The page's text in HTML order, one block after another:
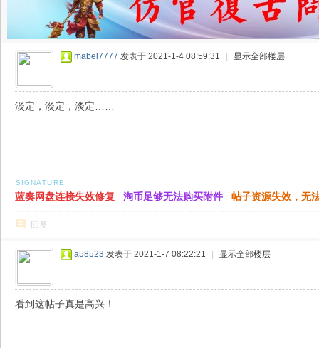
mabel7777 发表于 2021-1-4 08:59:31 显示全部楼层
淡定，淡定，淡定……
蓝奏网盘连接失效修复 淘币足够无法购买附件 帖子资源失效，无
回复
a58523 发表于 2021-1-7 08:22:21 显示全部楼层
看到这帖子真是高兴！